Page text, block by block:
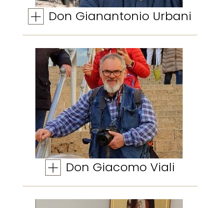
Don Gianantonio Urbani
Don Giacomo Viali